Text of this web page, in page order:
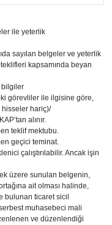
ile yeterlik
sayılan belgeler ve yeterlik
kapsamında beyan
bilgiler
görevliler ile ilgisine göre,
hisseler hariç)/
alınır.
teklif mektubu.
geçici teminat.
çalıştırılabilir. Ancak işin
üzere sunulan belgenin,
ait olması halinde,
bulunan ticaret sicil
muhasebeci mali
ve düzenlendiği